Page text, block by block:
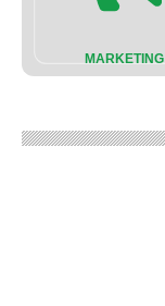
MARKETING